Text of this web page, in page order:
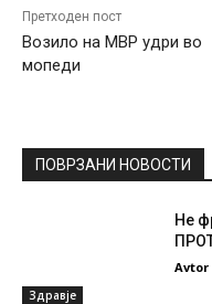
Претходен пост
Возило на МВР удри во
мопеди
ПОВРЗАНИ НОВОСТИ
Здравје
Не
Avtor